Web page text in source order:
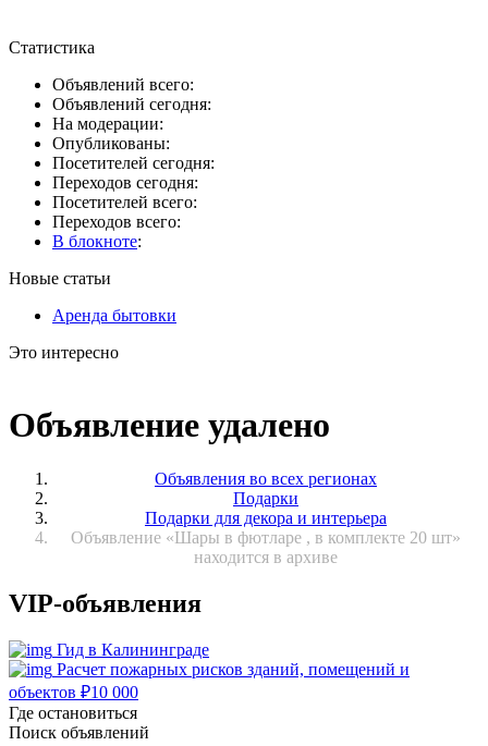
Статистика
Объявлений всего:
Объявлений сегодня:
На модерации:
Опубликованы:
Посетителей сегодня:
Переходов сегодня:
Посетителей всего:
Переходов всего:
В блокноте:
Новые статьи
Аренда бытовки
Это интересно
Объявление удалено
Объявления во всех регионах
Подарки
Подарки для декора и интерьера
Объявление «Шары в фютларе , в комплекте 20 шт»
находится в архиве
VIP-объявления
Гид в Калининграде
Расчет пожарных рисков зданий, помещений и
объектов ₽10 000
Где остановиться
Поиск объявлений